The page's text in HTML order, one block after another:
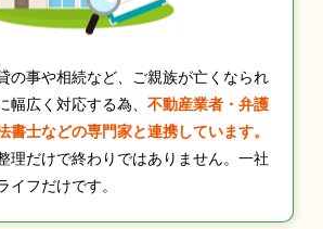
の事や相続など、ご親族が亡くなられ
幅広く対応する為、 不動産業者・弁護
書士などの専門家と連携しています。
理だけで終わりではありません。一社
イフだけです。